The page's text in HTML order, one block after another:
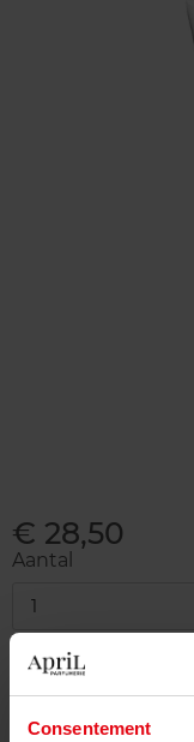
Consentement
€ 28,50
Aantal
1
Levering